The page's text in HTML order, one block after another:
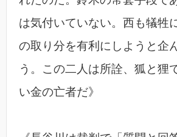
は気付いていない。西も犠牲
の取り分を有利にしようと企
う。この二人は所詮、狐と狸
い金の亡者だ》